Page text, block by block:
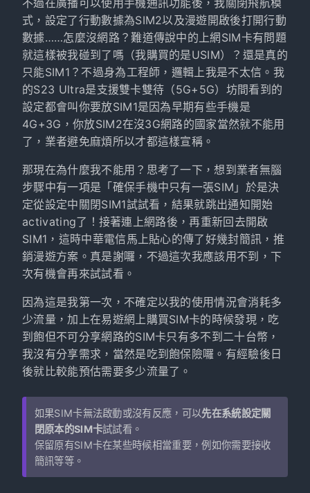
式，設定了行動數據為SIM2以及漫遊開啟後打開行動
數據……怎麼沒網路？難道傳說中的上網SIM卡有問題
就這樣被我碰到了嗎（我購買的是USIM）？還是真的
只能SIM1？不過身為工程師，邏輯上我是不太信。我
的S23 Ultra是支援雙卡雙待（5G+5G）坊間看到的
設定都會叫你要放SIM1是因為早期有些手機是
4G+3G，你放SIM2在沒3G網路的國家當然就不能用
了，業者避免麻煩所以才都這樣宣稱。
那現在為什麼我不能用？思考了一下，想到業者無腦
步驟中有一項是「確保手機中只有一張SIM」於是決
定從設定中關閉SIM1試試看，結果就跳出通知開始
activating了！接著連上網路後，再重新回去開啟
SIM1，這時中華電信馬上貼心的傳了好幾封簡訊，推
銷漫遊方案。真是謝囉，不過這次我應該用不到，下
次有機會再來試試看。
因為這是我第一次，不確定以我的使用情況會消耗多
少流量，加上在易遊網上購買SIM卡的時候發現，吃
到飽但不可分享網路的SIM卡只有多不到二十台幣，
我沒有分享需求，當然是吃到飽保險囉。有經驗後日
後就比較能預估需要多少流量了。
如果SIM卡無法啟動或沒有反應，可以先在系統設定關
閉原本的SIM卡試試看。
保留原有SIM卡在某些時候相當重要，例如你需要接收
簡訊等等。